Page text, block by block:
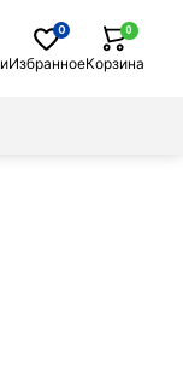
Избранное
0
Корзина
0